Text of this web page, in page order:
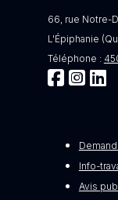
66, rue Notre-
L'Épiphanie
Téléphone :
Info-
Avis